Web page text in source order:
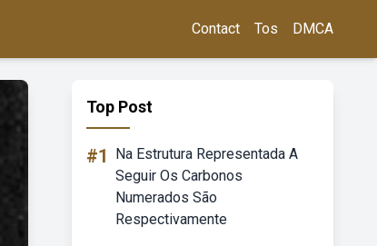
Contact Tos DMCA
Top Post
#1
Na Estrutura Representada A
Seguir Os Carbonos
Numerados São
Respectivamente